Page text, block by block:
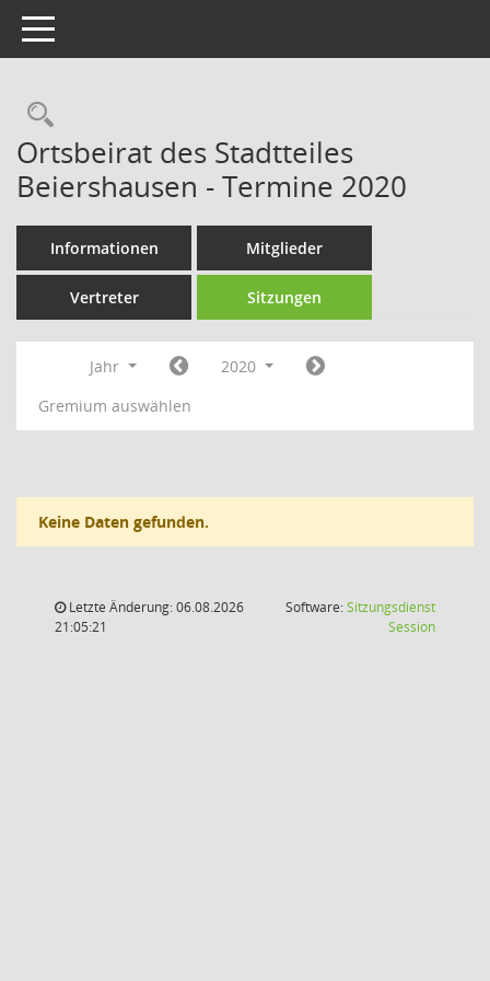
Toggle navigation
Rechercheauswahl
Ortsbeirat des Stadtteiles
Beiershausen - Termine 2020
Informationen Mitglieder
Vertreter Sitzungen
Jahr
2020
Gremium auswählen
Keine Daten gefunden.
Letzte Änderung: 06.08.2026
21:05:21
Software:Sitzungsdienst
Session(Wird in